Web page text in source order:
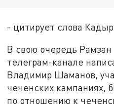
- цитирует слова
В свою очередь
телеграм-канале
Владимир Шаманов,
чеченских кампаниях,
по отношению к